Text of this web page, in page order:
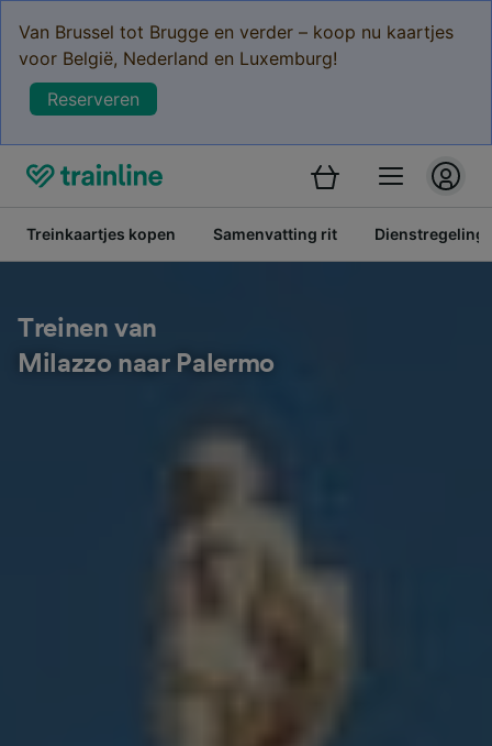
Van Brussel tot Brugge en verder – koop nu kaartjes
voor België, Nederland en Luxemburg!
Reserveren
Treinkaartjes kopen Samenvatting rit Dienstregeling
Treinen van
Milazzo naar Palermo